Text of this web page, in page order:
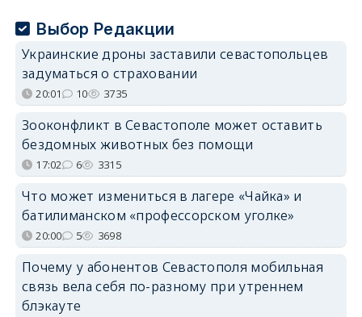
Выбор Редакции
Украинские дроны заставили севастопольцев
задуматься о страховании
20:01 10 3735
Зооконфликт в Севастополе может оставить
бездомных животных без помощи
17:02 6 3315
Что может измениться в лагере «Чайка» и
батилиманском «профессорском уголке»
20:00 5 3698
Почему у абонентов Севастополя мобильная
связь вела себя по-разному при утреннем
блэкауте